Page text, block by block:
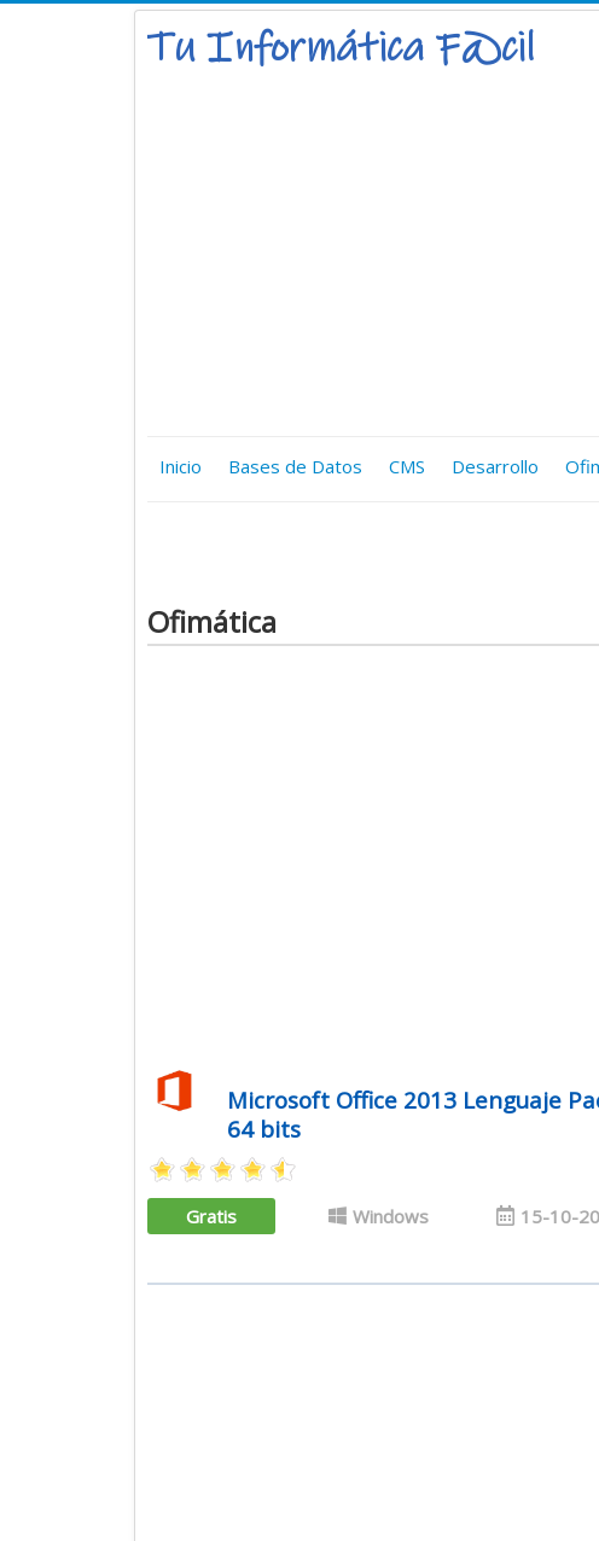
Inicio Bases de Datos CMS Desarrollo
Ofimática
Microsoft Office 2013 Lenguaje
64 bits
Gratis Windows 15-10-